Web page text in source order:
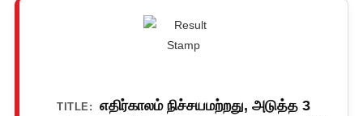
TITLE:
எதிர்காலம் நிச்சயமற்றது, அடுத்த 3